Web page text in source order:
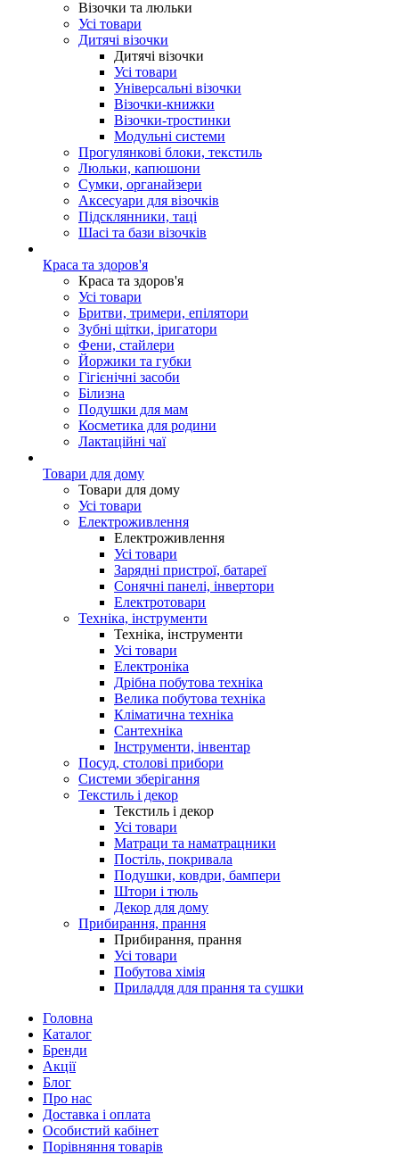
Візочки та люльки
Усі товари
Дитячі візочки
Дитячі візочки
Усі товари
Універсальні візочки
Візочки-книжки
Візочки-тростинки
Модульні системи
Прогулянкові блоки, текстиль
Люльки, капюшони
Сумки, органайзери
Аксесуари для візочків
Підсклянники, таці
Шасі та бази візочків
Краса та здоров'я
Краса та здоров'я
Усі товари
Бритви, тримери, епілятори
Зубні щітки, іригатори
Фени, стайлери
Йоржики та губки
Гігієнічні засоби
Білизна
Подушки для мам
Косметика для родини
Лактаційні чаї
Товари для дому
Товари для дому
Усі товари
Електроживлення
Електроживлення
Усі товари
Зарядні пристрої, батареї
Сонячні панелі, інвертори
Електротовари
Техніка, інструменти
Техніка, інструменти
Усі товари
Електроніка
Дрібна побутова техніка
Велика побутова техніка
Кліматична техніка
Сантехніка
Інструменти, інвентар
Посуд, столові прибори
Системи зберігання
Текстиль і декор
Текстиль і декор
Усі товари
Матраци та наматрацники
Постіль, покривала
Подушки, ковдри, бампери
Штори і тюль
Декор для дому
Прибирання, прання
Прибирання, прання
Усі товари
Побутова хімія
Приладдя для прання та сушки
Головна
Каталог
Бренди
Акції
Блог
Про нас
Доставка і оплата
Особистий кабінет
Порівняння товарів